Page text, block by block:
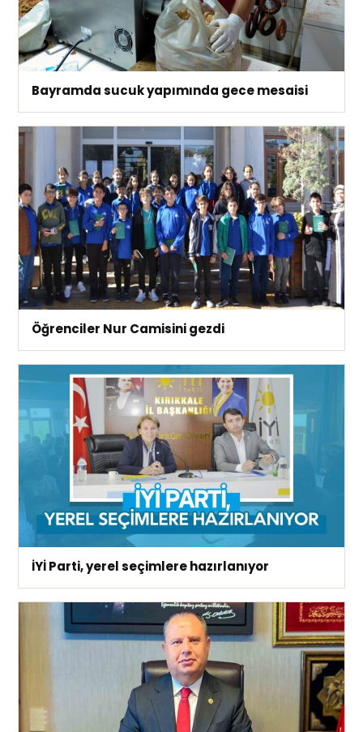
Bayramda sucuk yapımında gece mesaisi
Öğrenciler Nur Camisini gezdi
İYİ Parti, yerel seçimlere hazırlanıyor